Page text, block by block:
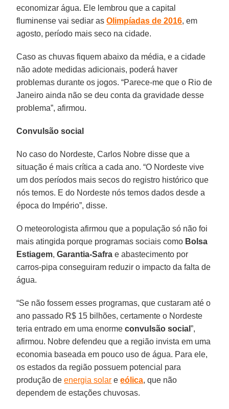
economizar água. Ele lembrou que a capital
fluminense vai sediar asOlimpíadas de 2016, em
agosto, período mais seco na cidade.
Caso as chuvas fiquem abaixo da média, e a cidade
não adote medidas adicionais, poderá haver
problemas durante os jogos. “Parece-me que o Rio de
Janeiro ainda não se deu conta da gravidade desse
problema”, afirmou.
Convulsão social
No caso do Nordeste, Carlos Nobre disse que a
situação é mais crítica a cada ano. “O Nordeste vive
um dos períodos mais secos do registro histórico que
nós temos. E do Nordeste nós temos dados desde a
época do Império”, disse.
O meteorologista afirmou que a população só não foi
mais atingida porque programas sociais como Bolsa
Estiagem,Garantia-Safra e abastecimento por
carros-pipa conseguiram reduzir o impacto da falta de
água.
“Se não fossem esses programas, que custaram até o
ano passado R$ 15 bilhões, certamente o Nordeste
teria entrado em uma enormeconvulsão social”,
afirmou. Nobre defendeu que a região invista em uma
economia baseada em pouco uso de água. Para ele,
os estados da região possuem potencial para
produção de energia solar eeólica, que não
dependem de estações chuvosas.